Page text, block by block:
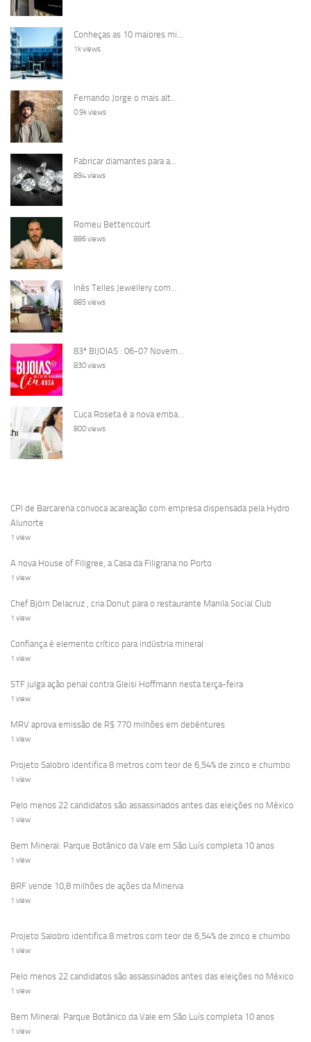
Conheças as 10 maiores mi...
1k views
Fernando Jorge o mais alt...
0.9k views
Fabricar diamantes para a...
894 views
Romeu Bettencourt
886 views
Inês Telles Jewellery com...
885 views
83ª BIJOIAS : 06-07 Novem...
830 views
Cuca Roseta é a nova emba...
800 views
CPI de Barcarena convoca acareação com empresa dispensada pela Hydro
Alunorte
1 view
A nova House of Filigree, a Casa da Filigrana no Porto
1 view
Chef Björn Delacruz , cria Donut para o restaurante Manila Social Club
1 view
Confiança é elemento crítico para indústria mineral
1 view
STF julga ação penal contra Gleisi Hoffmann nesta terça-feira
1 view
MRV aprova emissão de R$ 770 milhões em debêntures
1 view
Projeto Salobro identifica 8 metros com teor de 6,54% de zinco e chumbo
1 view
Pelo menos 22 candidatos são assassinados antes das eleições no México
1 view
Bem Mineral: Parque Botânico da Vale em São Luís completa 10 anos
1 view
BRF vende 10,8 milhões de ações da Minerva
1 view
Projeto Salobro identifica 8 metros com teor de 6,54% de zinco e chumbo
1 view
Pelo menos 22 candidatos são assassinados antes das eleições no México
1 view
Bem Mineral: Parque Botânico da Vale em São Luís completa 10 anos
1 view